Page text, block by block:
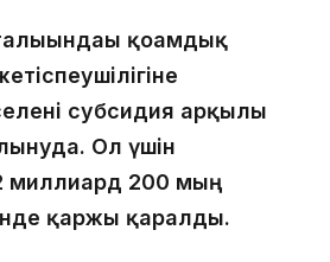
қоғамдық
субсидия арқылы
Ол үшін
миллиард 200 мың
қаржы қаралды.